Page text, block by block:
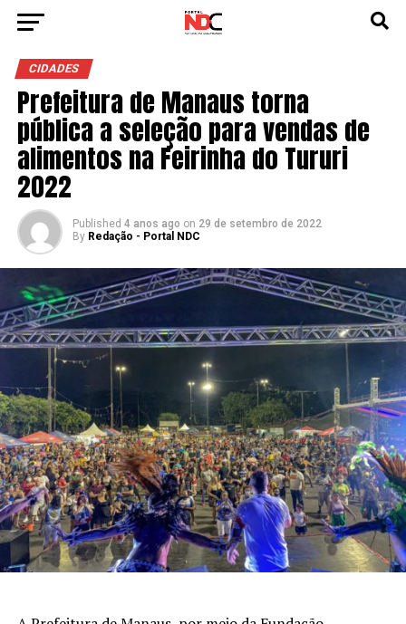
CIDADES
Prefeitura de Manaus torna
pública a seleção para vendas de
alimentos na Feirinha do Tururi
2022
Published 4 anos ago on 29 de setembro de 2022
By Redação - Portal NDC